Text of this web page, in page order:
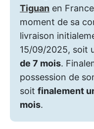
Tiguan en France
moment de sa
livraison
15/09/2025, soit
de 7 mois.
possession de
soit finalement
mois.